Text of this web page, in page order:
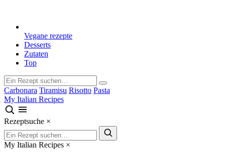
Vegane rezepte
Desserts
Zutaten
Top
Carbonara Tiramisu Risotto Pasta
My Italian Recipes
Rezeptsuche ×
My Italian Recipes ×